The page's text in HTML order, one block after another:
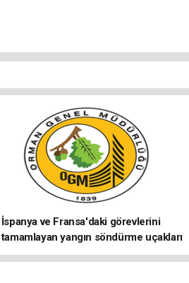
İspanya ve Fransa'daki görevlerini
tamamlayan yangın söndürme uçakları
döndü